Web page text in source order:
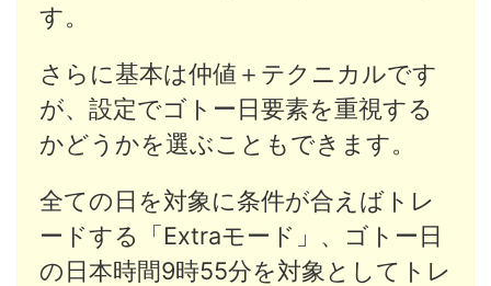
す。
さらに基本は仲値＋テクニカルです
が、設定でゴトー日要素を重視する
かどうかを選ぶこともできます。
全ての日を対象に条件が合えばトレ
ードする「Extraモード」、ゴトー日
の日本時間9時55分を対象としてトレ